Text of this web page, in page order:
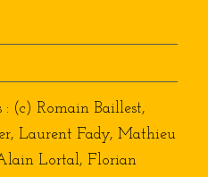
(c) Romain Baillest,
Laurent Fady, Mathieu
Lortal, Florian